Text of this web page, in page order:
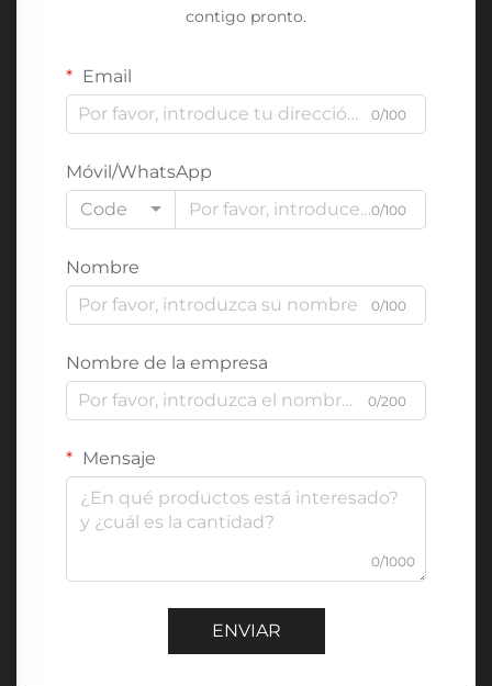
contigo pronto.
Email
0/100
Móvil/WhatsApp
Code
0/100
Nombre
0/100
Nombre de la empresa
0/200
Mensaje
0/1000
ENVIAR